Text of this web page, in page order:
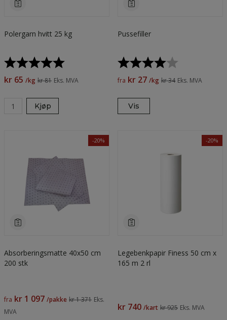
Polergarn hvitt 25 kg
Karakter:
5.0 av 5 mulige
kr 65 /kg kr 81 Eks. MVA
Kjøp
Pussefiller
Karakter:
fra kr 27 /kg kr 34 Eks. MVA
Vis
-20%
Absorberingsmatte 40x50 cm
200 stk
fra kr 1 097 /pakke kr 1 371 Eks.
MVA
-20%
Legebenkpapir Finess 50 cm x
165 m 2 rl
kr 740 /kart kr 925 Eks. MVA